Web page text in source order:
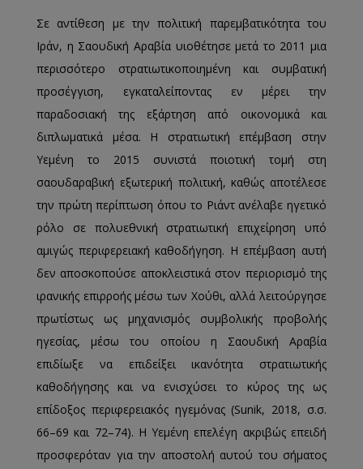
Σε αντίθεση με την πολιτική παρεμβατικότητα του
Ιράν, η Σαουδική Αραβία υιοθέτησε μετά το 2011 μια
περισσότερο στρατιωτικοποιημένη και συμβατική
προσέγγιση, εγκαταλείποντας εν μέρει την
παραδοσιακή της εξάρτηση από οικονομικά και
διπλωματικά μέσα. Η στρατιωτική επέμβαση στην
Υεμένη το 2015 συνιστά ποιοτική τομή στη
σαουδαραβική εξωτερική πολιτική, καθώς αποτέλεσε
την πρώτη περίπτωση όπου το Ριάντ ανέλαβε ηγετικό
ρόλο σε πολυεθνική στρατιωτική επιχείρηση υπό
αμιγώς περιφερειακή καθοδήγηση. Η επέμβαση αυτή
δεν αποσκοπούσε αποκλειστικά στον περιορισμό της
ιρανικής επιρροής μέσω των Χούθι, αλλά λειτούργησε
πρωτίστως ως μηχανισμός συμβολικής προβολής
ηγεσίας, μέσω του οποίου η Σαουδική Αραβία
επιδίωξε να επιδείξει ικανότητα στρατιωτικής
καθοδήγησης και να ενισχύσει το κύρος της ως
επίδοξος περιφερειακός ηγεμόνας (Sunik, 2018, σ.σ.
66–69 και 72–74). Η Υεμένη επελέγη ακριβώς επειδή
προσφερόταν για την αποστολή αυτού του σήματος